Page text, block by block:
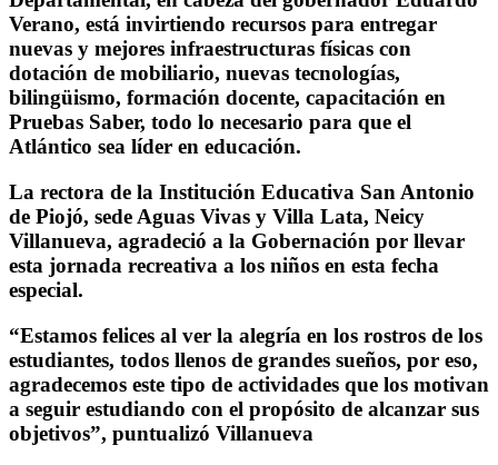
Verano, está invirtiendo recursos para entregar
nuevas y mejores infraestructuras físicas con
dotación de mobiliario, nuevas tecnologías,
bilingüismo, formación docente, capacitación en
Pruebas Saber, todo lo necesario para que el
Atlántico sea líder en educación.
La rectora de la Institución Educativa San Antonio
de Piojó, sede Aguas Vivas y Villa Lata, Neicy
Villanueva, agradeció a la Gobernación por llevar
esta jornada recreativa a los niños en esta fecha
especial.
“Estamos felices al ver la alegría en los rostros de los
estudiantes, todos llenos de grandes sueños, por eso,
agradecemos este tipo de actividades que los motivan
a seguir estudiando con el propósito de alcanzar sus
objetivos”, puntualizó Villanueva